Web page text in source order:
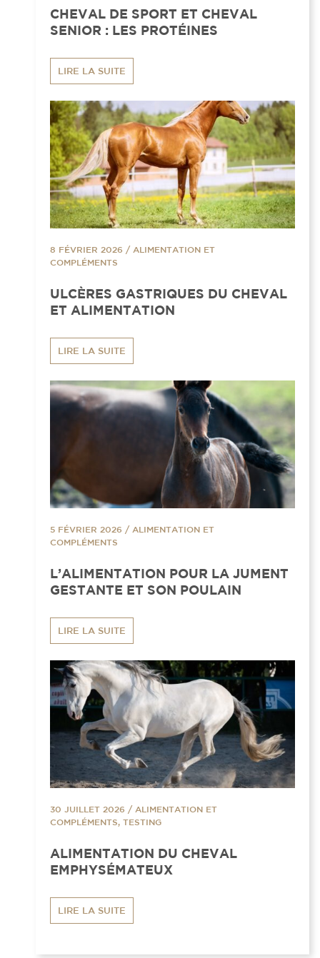
CHEVAL DE SPORT ET CHEVAL
SENIOR : LES PROTÉINES
LIRE LA SUITE
8 FÉVRIER 2026 / ALIMENTATION ET
COMPLÉMENTS
ULCÈRES GASTRIQUES DU CHEVAL
ET ALIMENTATION
LIRE LA SUITE
5 FÉVRIER 2026 / ALIMENTATION ET
COMPLÉMENTS
L’ALIMENTATION POUR LA JUMENT
GESTANTE ET SON POULAIN
LIRE LA SUITE
30 JUILLET 2026 / ALIMENTATION ET
COMPLÉMENTS, TESTING
ALIMENTATION DU CHEVAL
EMPHYSÉMATEUX
LIRE LA SUITE